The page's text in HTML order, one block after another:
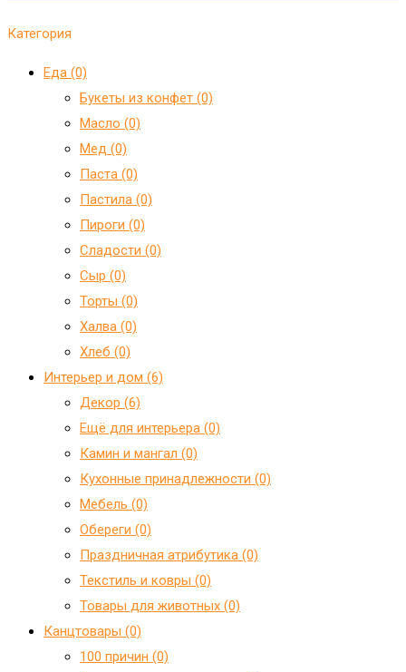
Категория
Еда (0)
Букеты из конфет (0)
Масло (0)
Мед (0)
Паста (0)
Пастила (0)
Пироги (0)
Сладости (0)
Сыр (0)
Торты (0)
Халва (0)
Хлеб (0)
Интерьер и дом (6)
Декор (6)
Ещё для интерьера (0)
Камин и мангал (0)
Кухонные принадлежности (0)
Мебель (0)
Обереги (0)
Праздничная атрибутика (0)
Текстиль и ковры (0)
Товары для животных (0)
Канцтовары (0)
100 причин (0)